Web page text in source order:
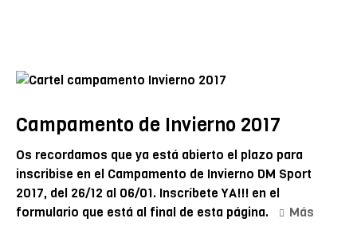
Campamento de Invierno 2017
Os recordamos que ya está abierto el plazo para
inscribise en el Campamento de Invierno DM Sport
2017, del 26/12 al 06/01. Inscríbete YA!!! en el
formulario que está al final de esta página.
Más